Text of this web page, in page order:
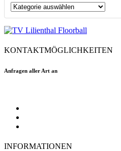
Alle
KONTAKTMÖGLICHKEITEN
Anfragen aller Art an
INFORMATIONEN